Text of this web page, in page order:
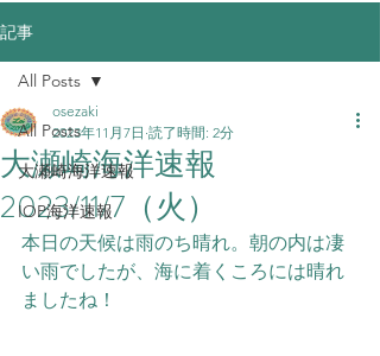
記事
All Posts
大瀬崎海洋速報
IOP海洋速報
All Posts
大瀬崎海洋速報
2023/11/7（火）
osezaki
2023年11月7日 読了時間: 2分
本日の天候は雨のち晴れ。朝の内は凄
い雨でしたが、海に着くころには晴れ
ましたね！